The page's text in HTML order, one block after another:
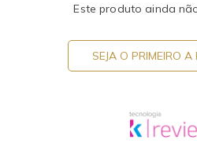
Este produto ainda
SEJA O PRIMEIRO A